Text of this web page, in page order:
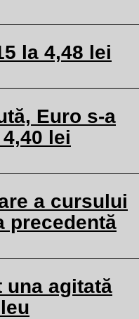
la 4,48 lei
Euro s-a
lei
a cursului
precedentă
una agitată